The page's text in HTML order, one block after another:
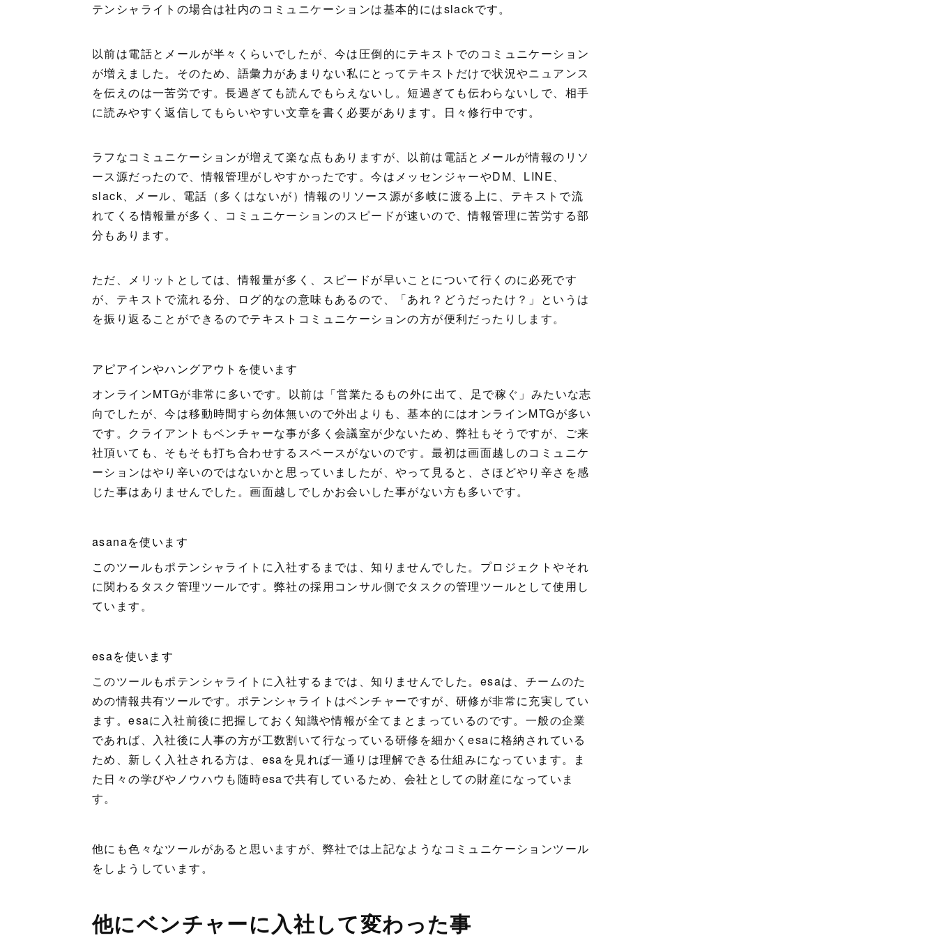
テンシャライトの場合は社内のコミュニケーションは基本的にはslackです。
以前は電話とメールが半々くらいでしたが、今は圧倒的にテキストでのコミュニケーション
が増えました。そのため、語彙力があまりない私にとってテキストだけで状況やニュアンス
を伝えのは一苦労です。長過ぎても読んでもらえないし。短過ぎても伝わらないしで、相手
に読みやすく返信してもらいやすい文章を書く必要があります。日々修行中です。
ラフなコミュニケーションが増えて楽な点もありますが、以前は電話とメールが情報のリソ
ース源だったので、情報管理がしやすかったです。今はメッセンジャーやDM、LINE、
slack、メール、電話（多くはないが）情報のリソース源が多岐に渡る上に、テキストで流
れてくる情報量が多く、コミュニケーションのスピードが速いので、情報管理に苦労する部
分もあります。
ただ、メリットとしては、情報量が多く、スピードが早いことについて行くのに必死です
が、テキストで流れる分、ログ的なの意味もあるので、「あれ？どうだったけ？」というは
を振り返ることができるのでテキストコミュニケーションの方が便利だったりします。
アピアインやハングアウトを使います
オンラインMTGが非常に多いです。以前は「営業たるもの外に出て、足で稼ぐ」みたいな志
向でしたが、今は移動時間すら勿体無いので外出よりも、基本的にはオンラインMTGが多い
です。クライアントもベンチャーな事が多く会議室が少ないため、弊社もそうですが、ご来
社頂いても、そもそも打ち合わせするスペースがないのです。最初は画面越しのコミュニケ
ーションはやり辛いのではないかと思っていましたが、やって見ると、さほどやり辛さを感
じた事はありませんでした。画面越しでしかお会いした事がない方も多いです。
asanaを使います
このツールもポテンシャライトに入社するまでは、知りませんでした。プロジェクトやそれ
に関わるタスク管理ツールです。弊社の採用コンサル側でタスクの管理ツールとして使用し
ています。
esaを使います
このツールもポテンシャライトに入社するまでは、知りませんでした。esaは、チームのた
めの情報共有ツールです。ポテンシャライトはベンチャーですが、研修が非常に充実してい
ます。esaに入社前後に把握しておく知識や情報が全てまとまっているのです。一般の企業
であれば、入社後に人事の方が工数割いて行なっている研修を細かくesaに格納されている
ため、新しく入社される方は、esaを見れば一通りは理解できる仕組みになっています。ま
た日々の学びやノウハウも随時esaで共有しているため、会社としての財産になっていま
す。
他にも色々なツールがあると思いますが、弊社では上記なようなコミュニケーションツール
をしようしています。
他にベンチャーに入社して変わった事